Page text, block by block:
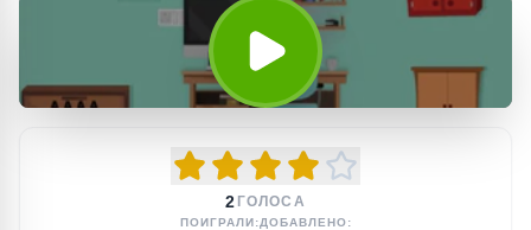
2 ГОЛОСА
ПОИГРАЛИ:ДОБАВЛЕНО: